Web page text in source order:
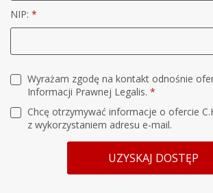
NIP: *
Wyrażam zgodę na kontakt odnośnie
Informacji Prawnej Legalis. *
Chcę otrzymywać informacje o ofercie
z wykorzystaniem adresu e-mail.
UZYSKAJ DOSTĘP